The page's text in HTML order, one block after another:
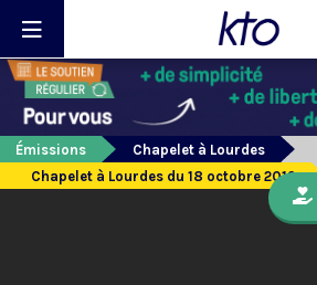
Émissions
Chapelet à Lourdes
Chapelet à Lourdes du 18 octobre 2019